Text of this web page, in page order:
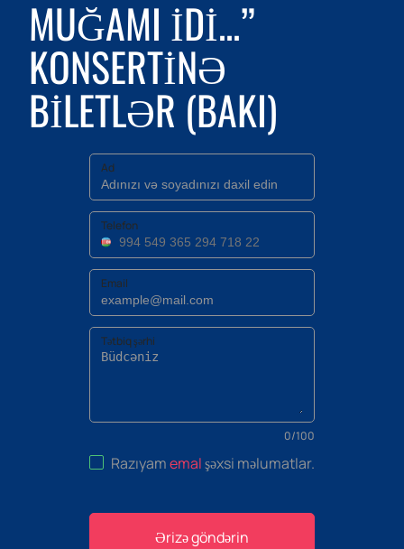
MUĞAMI IDI...”
KONSERTINƏ
BILETLƏR (BAKI)
Ad
Telefon
Email
Tətbiq şərhi
0/100
Razıyamemalşəxsi məlumatlar.
Ərizə göndərin